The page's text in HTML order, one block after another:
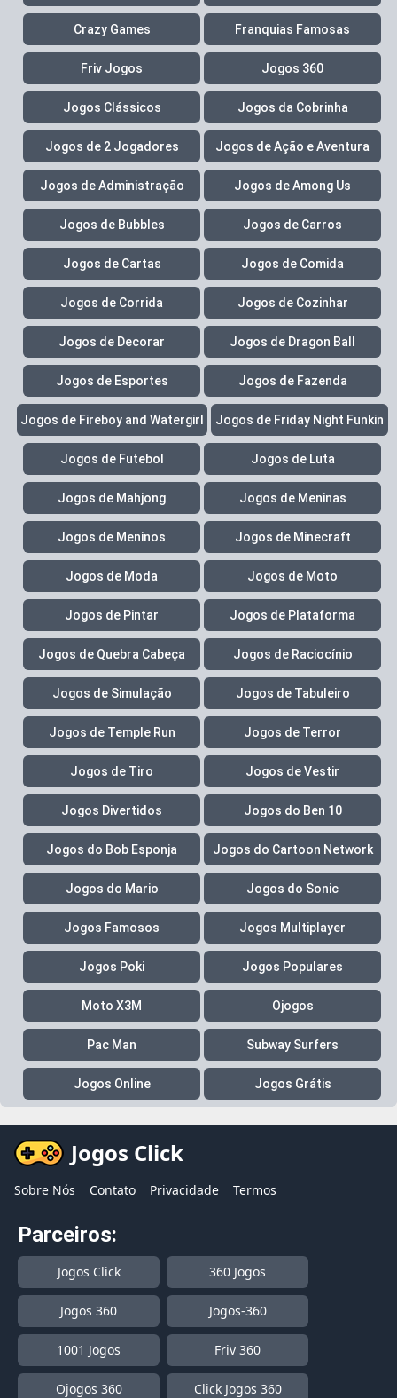
Crazy Games Franquias Famosas
Friv Jogos Jogos 360
Jogos Clássicos Jogos da Cobrinha
Jogos de 2 Jogadores Jogos de Ação e Aventura
Jogos de Administração Jogos de Among Us
Jogos de Bubbles Jogos de Carros
Jogos de Cartas Jogos de Comida
Jogos de Corrida Jogos de Cozinhar
Jogos de Decorar Jogos de Dragon Ball
Jogos de Esportes Jogos de Fazenda
Jogos de Fireboy and Watergirl Jogos de Friday Night Funkin
Jogos de Futebol Jogos de Luta
Jogos de Mahjong Jogos de Meninas
Jogos de Meninos Jogos de Minecraft
Jogos de Moda Jogos de Moto
Jogos de Pintar Jogos de Plataforma
Jogos de Quebra Cabeça Jogos de Raciocínio
Jogos de Simulação Jogos de Tabuleiro
Jogos de Temple Run Jogos de Terror
Jogos de Tiro Jogos de Vestir
Jogos Divertidos Jogos do Ben 10
Jogos do Bob Esponja Jogos do Cartoon Network
Jogos do Mario Jogos do Sonic
Jogos Famosos Jogos Multiplayer
Jogos Poki Jogos Populares
Moto X3M Ojogos
Pac Man Subway Surfers
Jogos Online Jogos Grátis
Jogos Click
Sobre Nós Contato Privacidade Termos
Parceiros:
Jogos Click 360 Jogos
Jogos 360 Jogos-360
1001 Jogos Friv 360
Ojogos 360 Click Jogos 360